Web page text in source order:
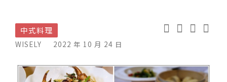
中式料理
WISELY 2022 年 10 月 24 日